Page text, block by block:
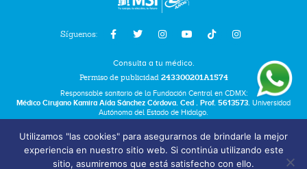
Síguenos:
Consulta a tu médico.
Permiso de publicidad 243300201A1574
Responsable sanitario de la Fundación Central en CDMX:
Médico Cirujano Kamira Aída Sánchez Córdova. Ced . Prof. 5613573. Universidad
Autónoma del Estado de Hidalgo.
Términos y Condiciones
Bolsa de Trabajo
Utilizamos "las cookies" para asegurarnos de brindarle la mejor
experiencia en nuestro sitio web. Si continúa utilizando este
sitio, asumiremos que está satisfecho con ello.